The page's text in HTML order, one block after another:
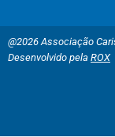
@2026 Associação
Desenvolvido pela ROX